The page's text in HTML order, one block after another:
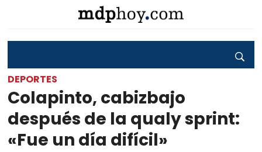
DEPORTES
Colapinto, cabizbajo
después de la qualy sprint:
«Fue un día difícil»